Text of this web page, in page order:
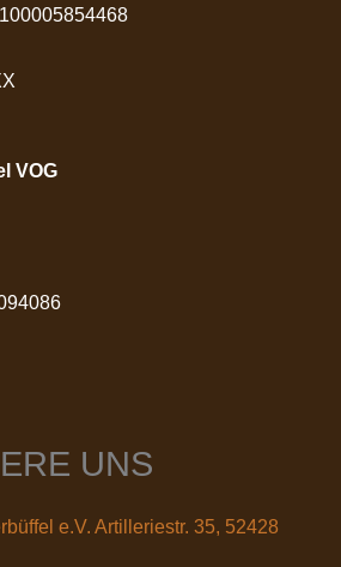
VOG
UNS
e.V. Artilleriestr. 35, 52428